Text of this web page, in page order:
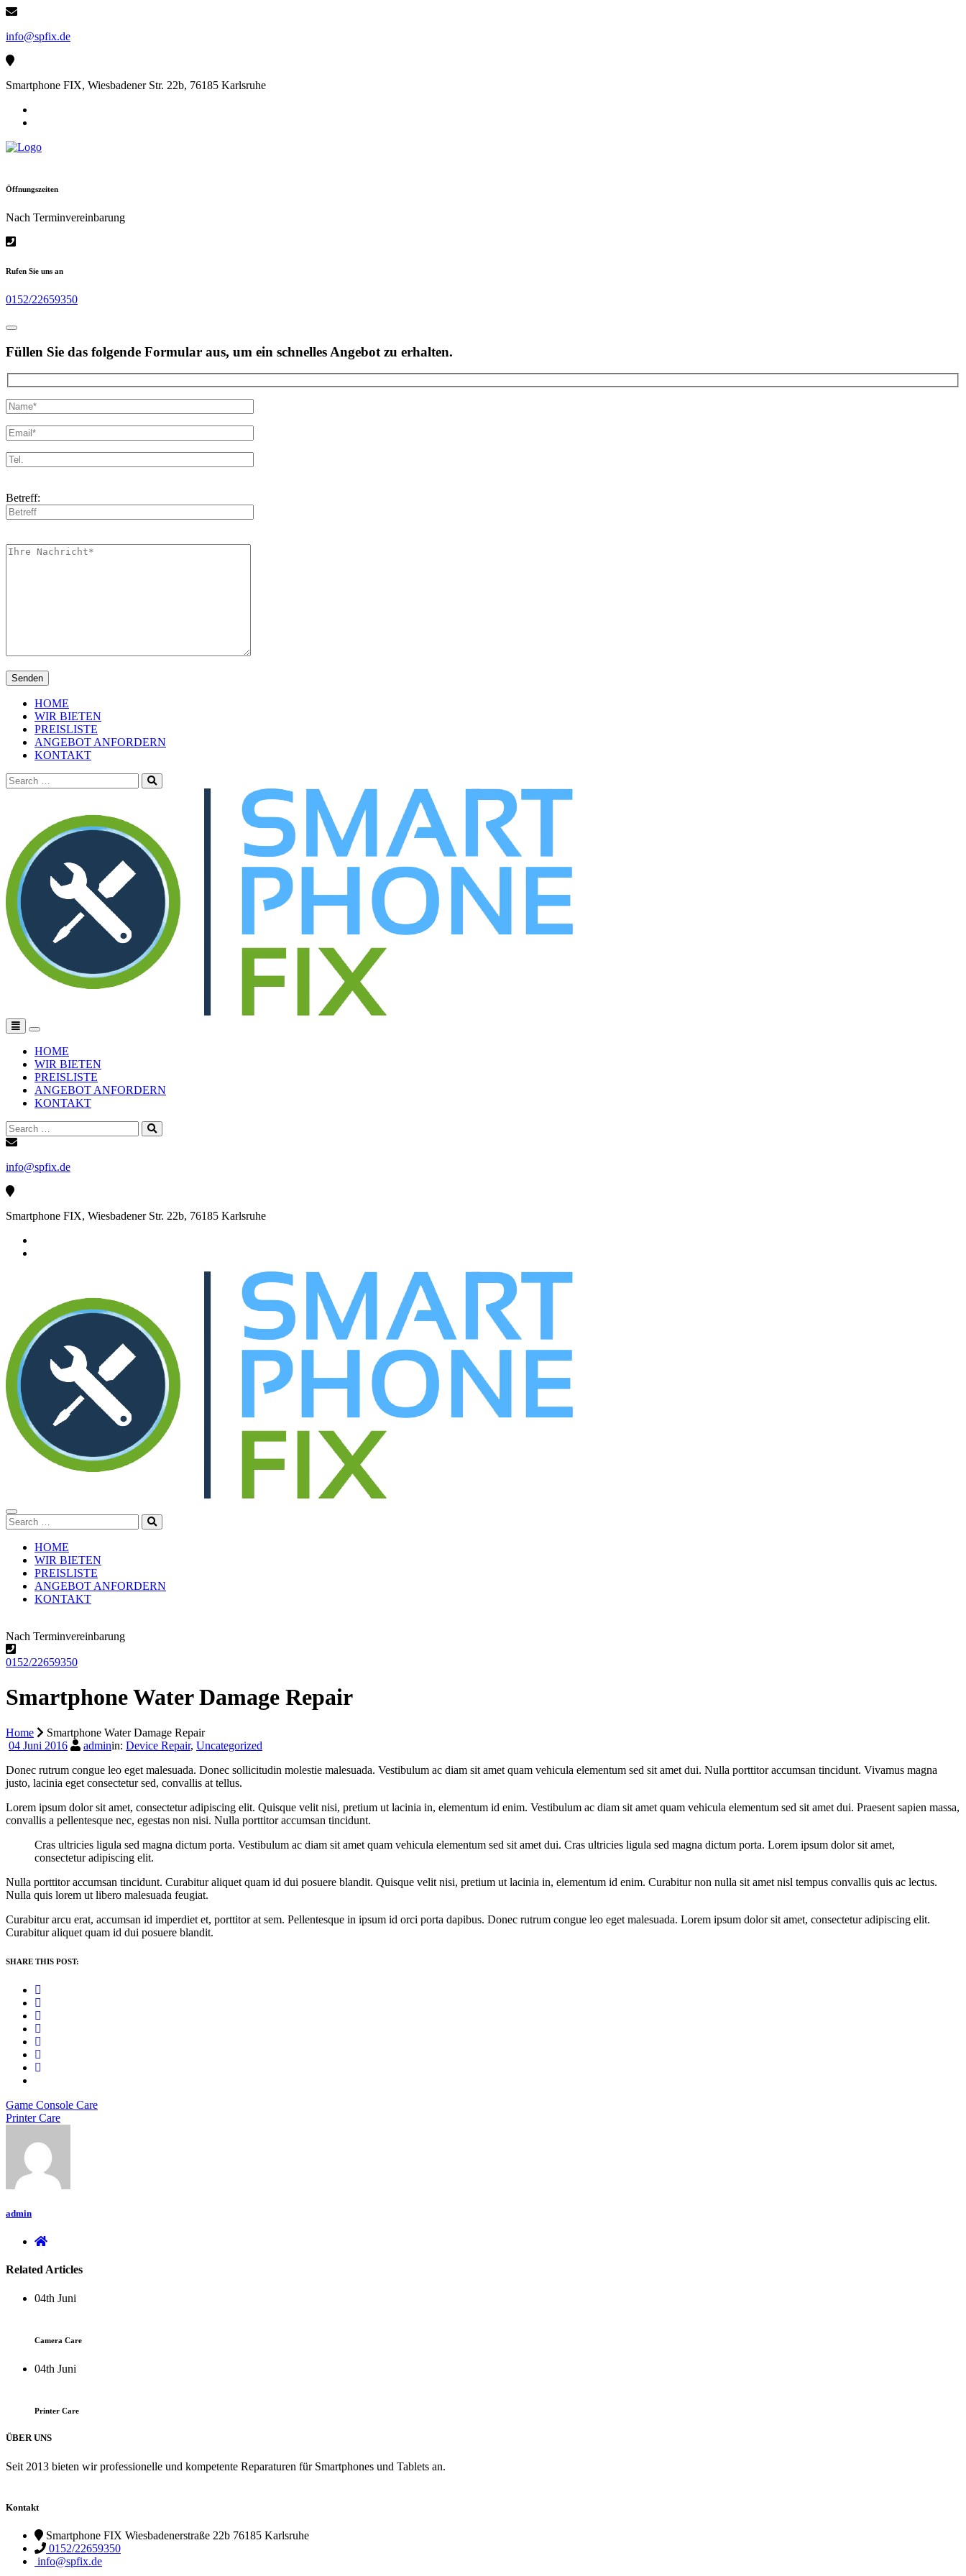
Skip
content
info@spfix.de
Smartphone FIX, Wiesbadener Str. 22b, 76185 Karlsruhe
Öffnungszeiten
Nach Terminvereinbarung
Rufen Sie uns an
0152/22659350
Füllen Sie das folgende Formular aus, um ein schnelles Angebot zu erhalten.
Betreff:
HOME
WIR BIETEN
PREISLISTE
ANGEBOT ANFORDERN
KONTAKT
Search
for:
Toggle
navigation
HOME
WIR BIETEN
PREISLISTE
ANGEBOT ANFORDERN
KONTAKT
Search
for:
info@spfix.de
Smartphone FIX, Wiesbadener Str. 22b, 76185 Karlsruhe
Search
for:
HOME
WIR BIETEN
PREISLISTE
ANGEBOT ANFORDERN
KONTAKT
Nach Terminvereinbarung
0152/22659350
Smartphone Water Damage Repair
Home
Smartphone Water Damage Repair
04 Juni 2016
adminin: Device Repair, Uncategorized
Donec rutrum congue leo eget malesuada. Donec sollicitudin molestie malesuada. Vestibulum ac diam sit amet quam vehicula elementum sed sit amet dui. Nulla porttitor accumsan tincidunt. Vivamus magna
justo, lacinia eget consectetur sed, convallis at tellus.
Lorem ipsum dolor sit amet, consectetur adipiscing elit. Quisque velit nisi, pretium ut lacinia in, elementum id enim. Vestibulum ac diam sit amet quam vehicula elementum sed sit amet dui. Praesent sapien massa,
convallis a pellentesque nec, egestas non nisi. Nulla porttitor accumsan tincidunt.
Cras ultricies ligula sed magna dictum porta. Vestibulum ac diam sit amet quam vehicula elementum sed sit amet dui. Cras ultricies ligula sed magna dictum porta. Lorem ipsum dolor sit amet,
consectetur adipiscing elit.
Nulla porttitor accumsan tincidunt. Curabitur aliquet quam id dui posuere blandit. Quisque velit nisi, pretium ut lacinia in, elementum id enim. Curabitur non nulla sit amet nisl tempus convallis quis ac lectus.
Nulla quis lorem ut libero malesuada feugiat.
Curabitur arcu erat, accumsan id imperdiet et, porttitor at sem. Pellentesque in ipsum id orci porta dapibus. Donec rutrum congue leo eget malesuada. Lorem ipsum dolor sit amet, consectetur adipiscing elit.
Curabitur aliquet quam id dui posuere blandit.
SHARE THIS POST:
Beitragsnavigation
Game Console Care
Printer Care
admin
Related Articles
04th Juni
Camera Care
04th Juni
Printer Care
ÜBER UNS
Seit 2013 bieten wir professionelle und kompetente Reparaturen für Smartphones und Tablets an.
Kontakt
Smartphone FIX Wiesbadenerstraße 22b 76185 Karlsruhe
0152/22659350
info@spfix.de